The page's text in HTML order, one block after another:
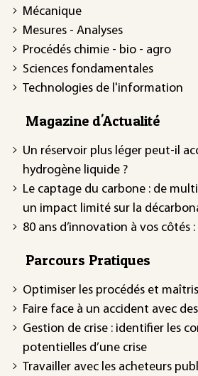
Mécanique
Mesures - Analyses
Procédés chimie - bio - agro
Sciences fondamentales
Technologies de l'information
Magazine d'Actualité
Un réservoir plus léger peut-il
hydrogène liquide ?
Le captage du carbone : de
un impact limité sur la
80 ans d’innovation à vos côtés
Parcours Pratiques
Optimiser les procédés et
Faire face à un accident avec
Gestion de crise : identifier les
potentielles d’une crise
Travailler avec les acheteurs